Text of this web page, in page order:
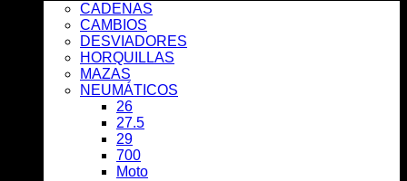
CADENAS
CAMBIOS
DESVIADORES
HORQUILLAS
MAZAS
NEUMÁTICOS
26
27.5
29
700
Moto